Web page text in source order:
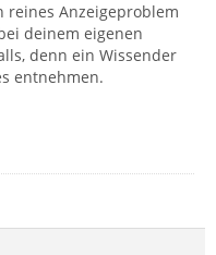
reines Anzeigeproblem
deinem eigenen
denn ein Wissender
entnehmen.